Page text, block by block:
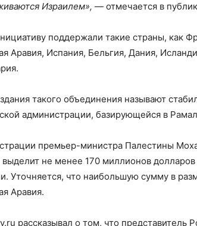
Израилем», — отмечается в
поддержали такие страны, как
Аравия, Испания, Бельгия, Дания,
такого объединения называют
администрации, базирующейся в
премьер-министра Палестины
выделит не менее 170 миллионов
Уточняется, что наибольшую сумму в
Аравия.
рассказывал о том, что представитель